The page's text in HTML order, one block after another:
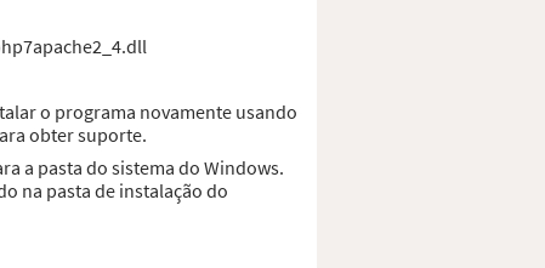
o programa novamente usando
obter suporte.
a pasta do sistema do Windows.
na pasta de instalação do